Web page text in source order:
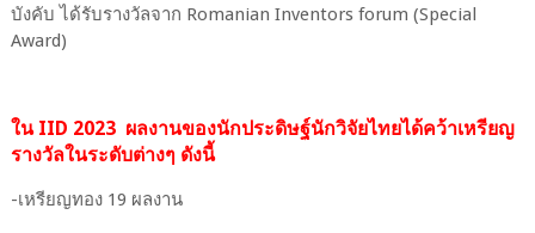
บังคับ ได้รับรางวัลจาก Romanian Inventors forum (Special
Award)
ใน IID 2023 ผลงานของนักประดิษฐ์นักวิจัยไทยได้คว้าเหรียญ
รางวัลในระดับต่างๆ ดังนี้
-เหรียญทอง 19 ผลงาน